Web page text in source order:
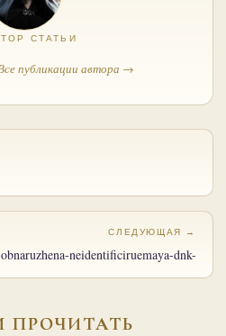
СТАТЬИ
публикации автора →
СЛЕДУЮЩАЯ →
neidentificiruemaya-dnk-
ПРОЧИТАТЬ